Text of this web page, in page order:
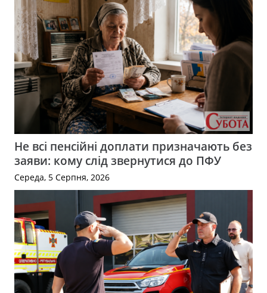
Не всі пенсійні доплати призначають без
заяви: кому слід звернутися до ПФУ
Середа, 5 Серпня, 2026